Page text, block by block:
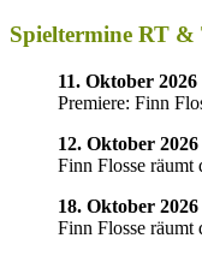
Spieltermine RT &
11. Oktober 2026
Premiere: Finn
12. Oktober 2026
Finn Flosse räumt
18. Oktober 2026
Finn Flosse räumt